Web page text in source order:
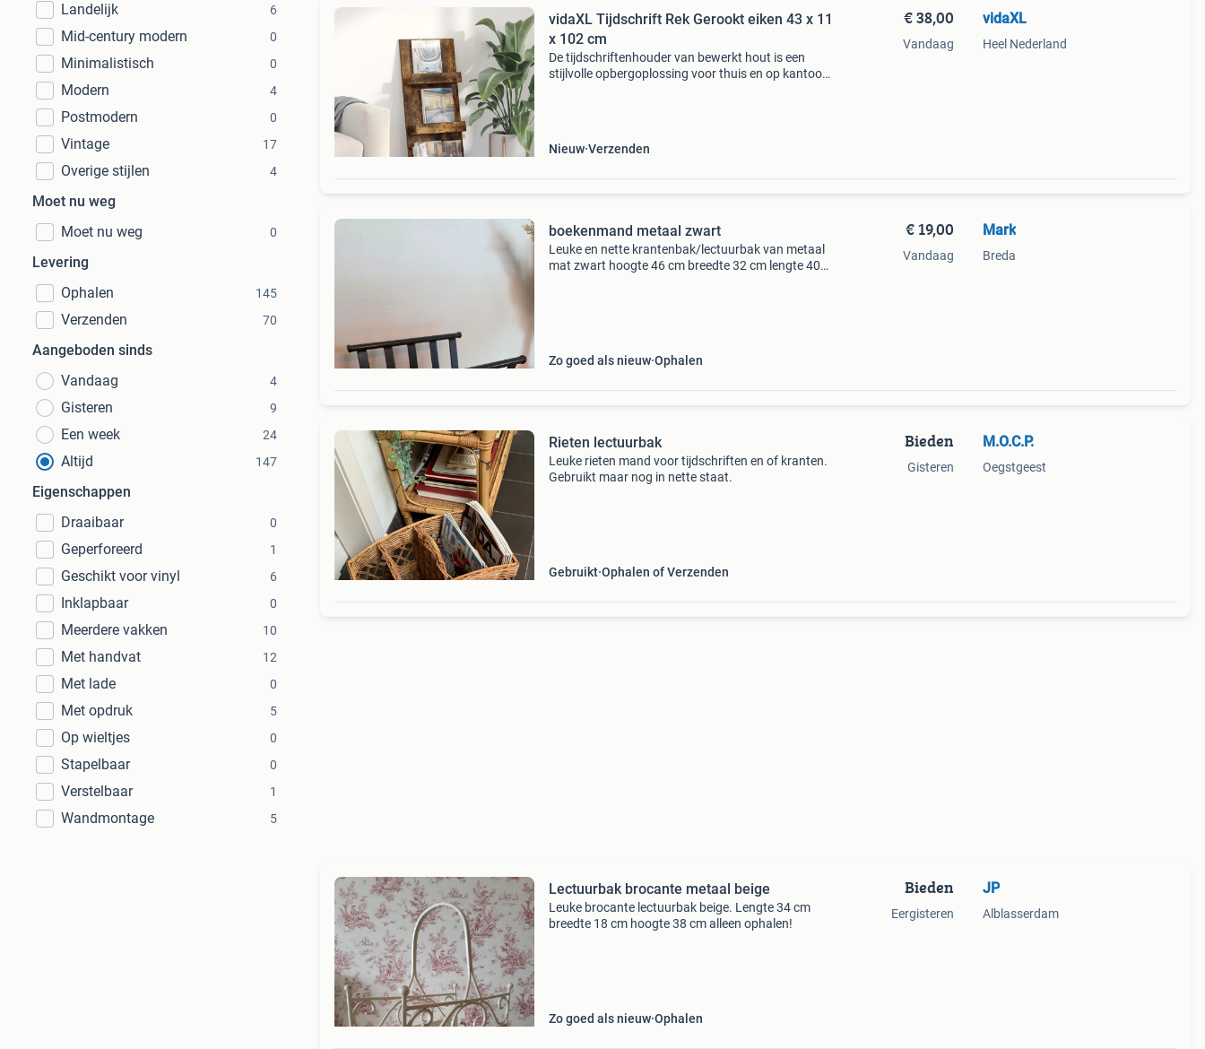
Landelijk 6
Mid-century modern 0
Minimalistisch 0
Modern 4
Postmodern 0
Vintage 17
Overige stijlen 4
Moet nu weg
Moet nu weg
0
Levering
Ophalen
145
Verzenden 70
Aangeboden sinds
Vandaag
4
Gisteren 9
Een week 24
Altijd 147
Eigenschappen
Draaibaar
0
Geperforeerd 1
Geschikt voor vinyl 6
Inklapbaar 0
Meerdere vakken 10
Met handvat 12
Met lade 0
Met opdruk 5
Op wieltjes 0
Stapelbaar 0
Verstelbaar 1
Wandmontage 5
vidaXL Tijdschrift Rek Gerookt eiken 43 x 11
x 102 cm
De tijdschriftenhouder van bewerkt hout is een
stijlvolle opbergoplossing voor thuis en op kantoor.
Nieuw Verzenden
€ 38,00
Vandaag
vidaXL
Heel Nederland
boekenmand metaal zwart
Leuke en nette krantenbak/lectuurbak van metaal
mat zwart hoogte 46 cm breedte 32 cm lengte 40
Zo goed als nieuw Ophalen
€ 19,00
Vandaag
Mark
Breda
Rieten lectuurbak
Leuke rieten mand voor tijdschriften en of kranten.
Gebruikt maar nog in nette staat.
Gebruikt Ophalen of Verzenden
Bieden
Gisteren
M.O.C.P.
Oegstgeest
Lectuurbak brocante metaal beige
Leuke brocante lectuurbak beige. Lengte 34 cm
breedte 18 cm hoogte 38 cm alleen ophalen!
Zo goed als nieuw Ophalen
Bieden
Eergisteren
JP
Alblasserdam